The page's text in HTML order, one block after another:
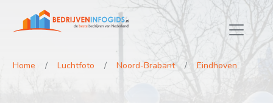
Home Luchtfoto Noord-Brabant Eindhoven